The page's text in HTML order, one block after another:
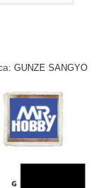
GUNZE SANGYO